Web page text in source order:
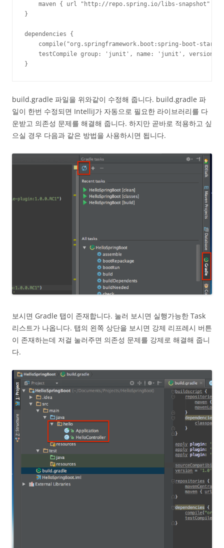
    maven { url "http://repo.spring.io/libs-snapshot" }
}
dependencies {
compile("org.springframework.boot:spring-boot-
testCompile group: 'junit', name: 'junit', version:
}
build.gradle 파일을 위와같이 수정해 줍니다. build.gradle 파
일이 한번 수정되면 IntelliJ가 자동으로 필요한 라이브러리를 다
운받고 의존성 문제를 해결해 줍니다. 하지만 곧바로 적용하고 싶
으실 경우 다음과 같은 방법을 사용하시면 됩니다.
보시면 Gradle 탭이 존재합니다. 눌러 보시면 실행가능한 Task
리스트가 나옵니다. 탭의 왼쪽 상단을 보시면 강제 리프레시 버튼
이 존재하는데 저걸 눌러주면 의존성 문제를 강제로 해결해 줍니
다.